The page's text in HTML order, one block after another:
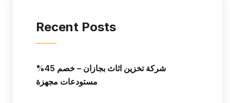
Recent Posts
شركة تخزين اثاث بجازان – خصم 45%
مستودعات مجهزة